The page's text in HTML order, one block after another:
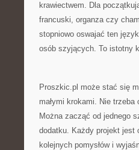
krawiectwem. Dla
francuski, organza czy
stopniowo oswajać ten
osób szyjących. To istotny
Proszkic.pl może stać się
małymi krokami. Nie
Można zacząć od jednego
dodatku. Każdy projekt jest
kolejnych pomysłów i